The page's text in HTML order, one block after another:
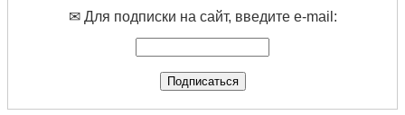
✉ Для подписки на сайт, введите e-mail: